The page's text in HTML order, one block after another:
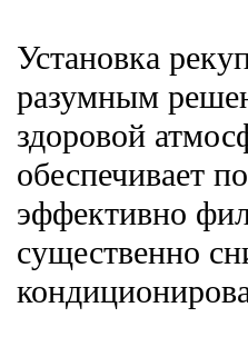
Установка
разумным
здоровой
обеспечивает
эффективно
существенно